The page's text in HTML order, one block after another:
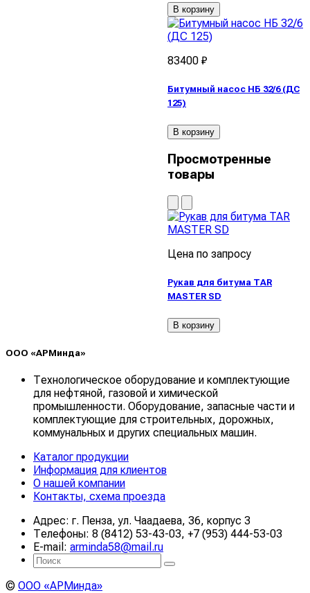
В корзину
83400 ₽
Битумный насос НБ 32/6 (ДС
125)
В корзину
Просмотренные
товары
Цена по запросу
Рукав для битума TAR
MASTER SD
В корзину
ООО «АРМинда»
Технологическое оборудование и комплектующие
для нефтяной, газовой и химической
промышленности. Оборудование, запасные части и
комплектующие для строительных, дорожных,
коммунальных и других специальных машин.
Каталог продукции
Информация для клиентов
О нашей компании
Контакты, схема проезда
Адрес: г. Пенза, ул. Чаадаева, 36, корпус 3
Телефоны: 8 (8412) 53-43-03, +7 (953) 444-53-03
E-mail: arminda58@mail.ru
© ООО «АРМинда»